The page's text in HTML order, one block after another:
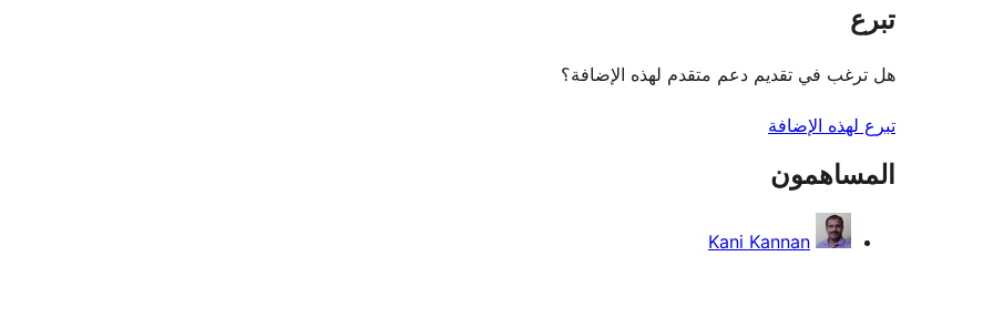
تبرع
هل ترغب في تقديم دعم متقدم لهذه الإضافة؟
تبرع لهذه الإضافة
المساهمون
Kani Kannan